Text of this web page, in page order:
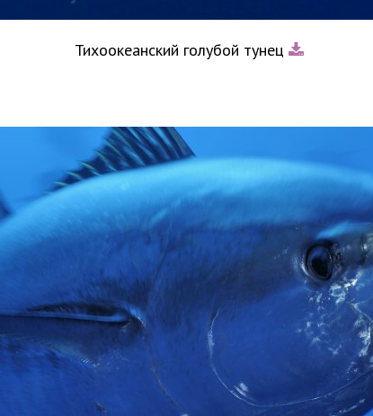
Тихоокеанский голубой тунец